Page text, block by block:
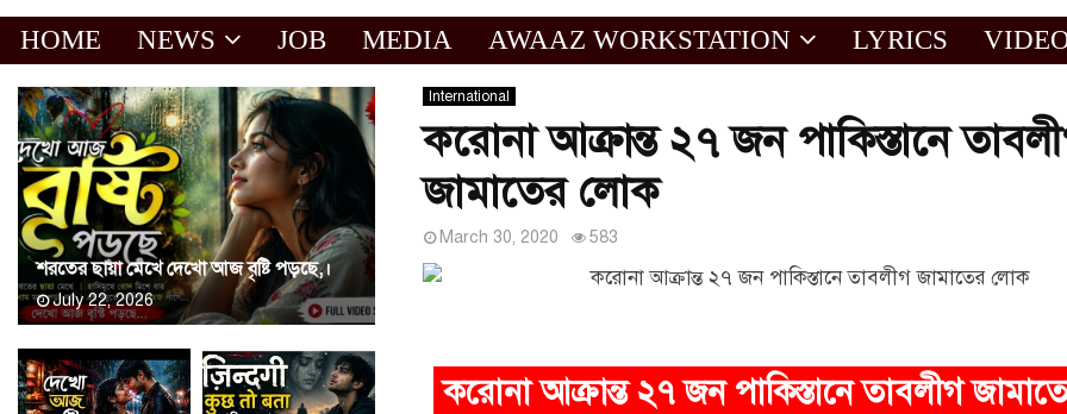
HOME NEWS JOB MEDIA AWAAZ WORKSTATION LYRICS
International
করোনা আক্রান্ত ২৭ জন পাকিস্তানে
জামাতের লোক
March 30, 2020 583
করোনা আক্রান্ত ২৭ জন পাকিস্তানে তাবলীগ
শরতের ছায়া মেখে দেখো আজ বৃষ্টি পড়ছে,।
July 22, 2026